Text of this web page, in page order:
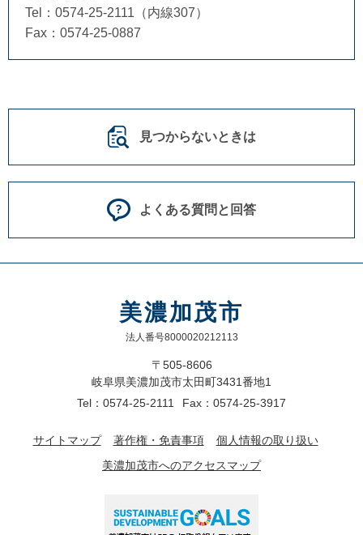
Tel：0574-25-2111（内線307）
Fax：0574-25-0887
見つからないときは
よくある質問と回答
美濃加茂市
法人番号8000020212113
〒505-8606
岐阜県美濃加茂市太田町3431番地1
Tel：0574-25-2111
Fax：0574-25-3917
サイトマップ 著作権・免責事項
個人情報の取り扱い
美濃加茂市へのアクセスマップ